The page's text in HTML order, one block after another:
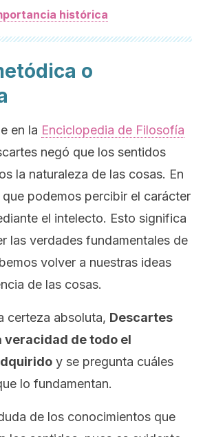
histórica
o
en la Enciclopedia de Filosofía
negó que los sentidos
la naturaleza de las cosas. En
podemos percibir el carácter
el intelecto. Esto significa
las verdades fundamentales de
volver a nuestras ideas
de las cosas.
certeza absoluta, Descartes
veracidad de todo el
y se pregunta cuáles
lo fundamentan.
de los conocimientos que